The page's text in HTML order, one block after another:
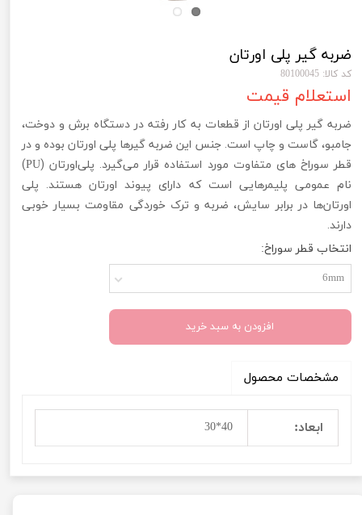
ضربه گیر پلی اورتان
کد کالا: 80100045
استعلام قیمت
ضربه گیر پلی اورتان از قطعات به کار رفته در دستگاه برش و دوخت،
جامبو، گاست و چاپ است. جنس این ضربه‌ گیرها پلی اورتان بوده و در
قطر سوراخ های متفاوت مورد استفاده قرار می‌گیرد. پلی‌اورتان (PU
)
نام عمومی پلیمرهایی است که دارای پیوند اورتان هستند. پلی
اورتان‌ها در برابر سایش، ضربه و ترک خوردگی مقاومت بسیار خوبی
دارند.
انتخاب قطر سوراخ:
6mm
افزودن به سبد خرید
مشخصات محصول
ابعاد: 40*30